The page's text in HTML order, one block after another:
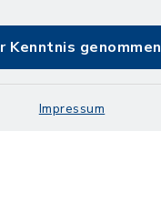
Kenntnis genommen
Impressum
Datenschutz
Impressum